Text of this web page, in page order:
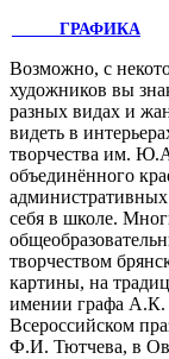
ГРАФИКА
Возможно, с
художников вы
разных видах и
видеть в
творчества им.
объединённого
себя в школе.
творчеством
картины, на
имении графа А.К.
Всероссийском
Ф.И. Тютчева, в